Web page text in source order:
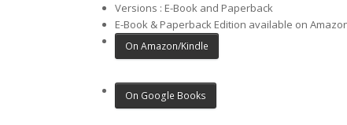
Versions : E-Book and Paperback
E-Book & Paperback Edition available on
On Amazon/Kindle
On Google Books